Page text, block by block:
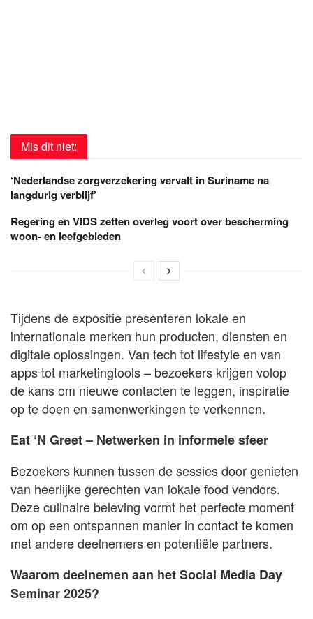
Mis dit niet:
‘Nederlandse zorgverzekering vervalt in Suriname na
langdurig verblijf’
Regering en VIDS zetten overleg voort over bescherming
woon- en leefgebieden
Tijdens de expositie presenteren lokale en
internationale merken hun producten, diensten en
digitale oplossingen. Van tech tot lifestyle en van
apps tot marketingtools – bezoekers krijgen volop
de kans om nieuwe contacten te leggen, inspiratie
op te doen en samenwerkingen te verkennen.
Eat ‘N Greet – Netwerken in informele sfeer
Bezoekers kunnen tussen de sessies door genieten
van heerlijke gerechten van lokale food vendors.
Deze culinaire beleving vormt het perfecte moment
om op een ontspannen manier in contact te komen
met andere deelnemers en potentiële partners.
Waarom deelnemen aan het Social Media Day
Seminar 2025?